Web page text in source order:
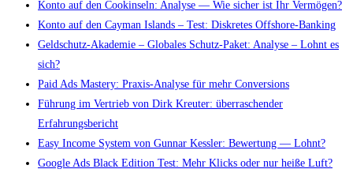
Konto auf den Cookinseln: Analyse — Wie sicher ist Ihr Vermögen?
Konto auf den Cayman Islands – Test: Diskretes Offshore-Banking
Geldschutz-Akademie – Globales Schutz-Paket: Analyse – Lohnt es
sich?
Paid Ads Mastery: Praxis-Analyse für mehr Conversions
Führung im Vertrieb von Dirk Kreuter: überraschender
Erfahrungsbericht
Easy Income System von Gunnar Kessler: Bewertung — Lohnt?
Google Ads Black Edition Test: Mehr Klicks oder nur heiße Luft?